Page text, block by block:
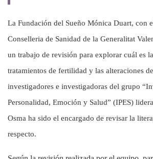
La Fundación del Sueño Mónica Duart, con
Conselleria de Sanidad de la Generalitat
un trabajo de revisión para explorar cuál es
tratamientos de fertilidad y las alteraciones
investigadores e investigadoras del grupo
Personalidad, Emoción y Salud” (IPES)
Osma ha sido el encargado de revisar la
respecto.